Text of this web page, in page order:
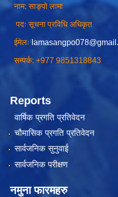
नाम: साङ्पो लामा
पदः सूचना प्रविधि अधिकृत
ईमेलः
सम्पर्क: +977 9851318843
Reports
वार्षिक प्रगति प्रतिवेदन
चौमासिक प्रगति प्रतिवेदन
सार्वजनिक सुनुवाई
सार्वजनिक परीक्षण
नमुना फारमहरु